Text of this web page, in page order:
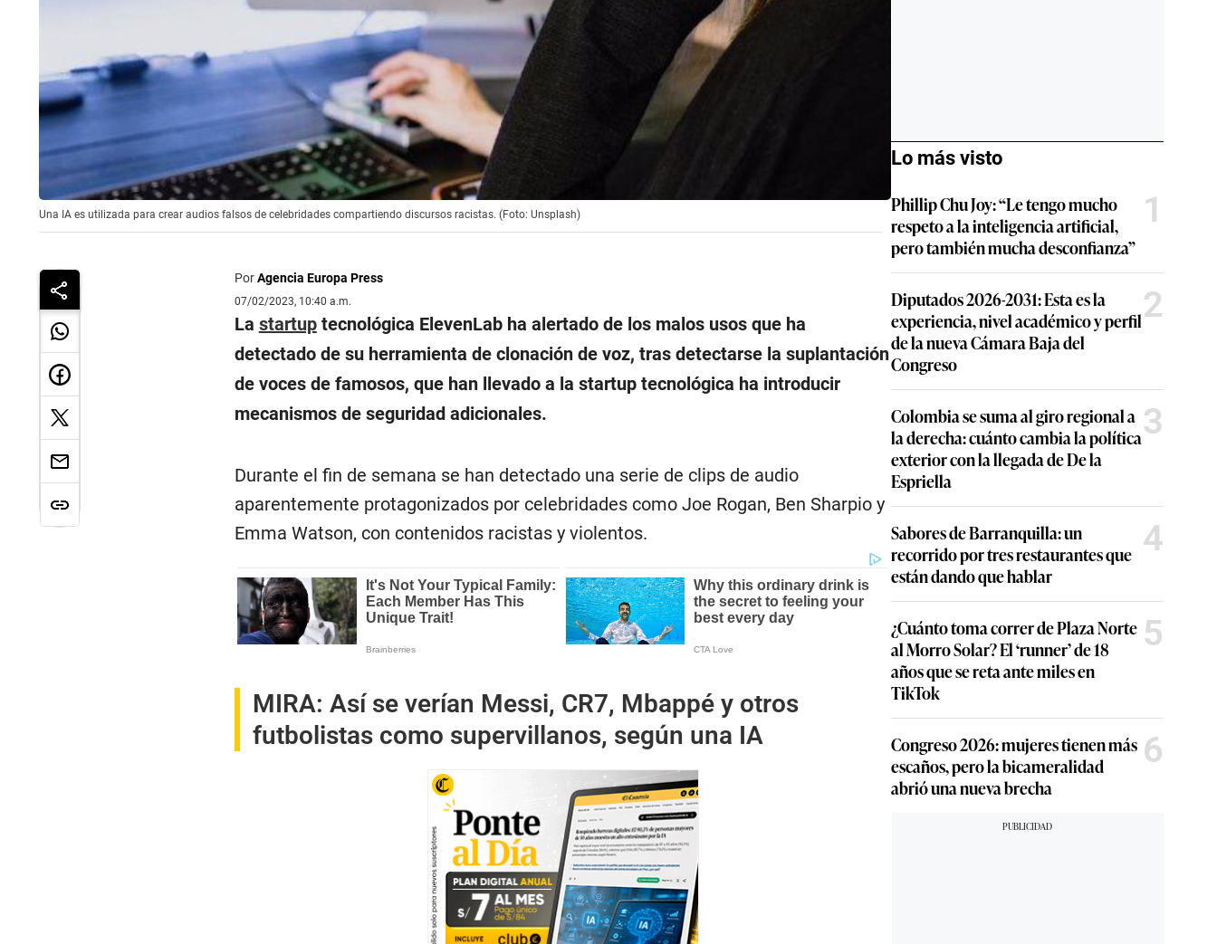
Una IA es utilizada para crear audios falsos de celebridades compartiendo discursos racistas. (Foto: Unsplash)
PorAgencia Europa Press
07/02/2023, 10:40 a.m.
La startuptecnológica ElevenLab ha alertado de los malos usos que ha
detectado de su herramienta de clonación de voz, tras detectarse la suplantación
de voces de famosos, que han llevado a la startup tecnológica ha introducir
mecanismos de seguridad adicionales.
Durante el fin de semana se han detectado una serie de clips de audio
aparentemente protagonizados por celebridades como Joe Rogan, Ben Sharpio y
Emma Watson, con contenidos racistas y violentos.
MIRA: Así se verían Messi, CR7, Mbappé y otros
futbolistas como supervillanos, según una IA
Lo más visto
Phillip Chu Joy: “Le tengo mucho
respeto a la inteligencia artificial,
pero también mucha desconfianza”
1
Diputados 2026-2031: Esta es la
experiencia, nivel académico y perfil
de la nueva Cámara Baja del
Congreso
2
Colombia se suma al giro regional a
la derecha: cuánto cambia la política
exterior con la llegada de De la
Espriella
3
Sabores de Barranquilla: un
recorrido por tres restaurantes que
están dando que hablar
4
¿Cuánto toma correr de Plaza Norte
al Morro Solar? El ‘runner’ de 18
años que se reta ante miles en
TikTok
5
Congreso 2026: mujeres tienen más
escaños, pero la bicameralidad
abrió una nueva brecha
6